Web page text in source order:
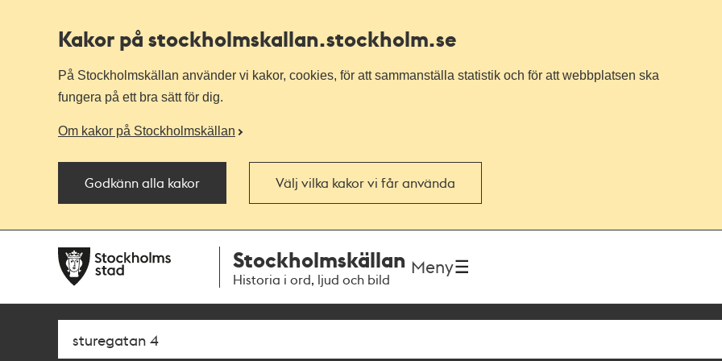
Kakor på stockholmskallan.stockholm.se
På Stockholmskällan använder vi kakor, cookies, för att sammanställa statistik och för att webbplatsen ska
fungera på ett bra sätt för dig.
Om kakor på Stockholmskällan
Godkänn alla kakor Välj vilka kakor vi får använda
navigationen
huvudinnehållet
Stockholmskällan
Historia i ord, ljud och bild
Meny
Sök